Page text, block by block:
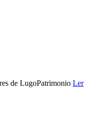
de LugoPatrimonio Ler